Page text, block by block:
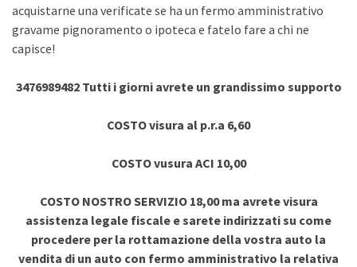
acquistarne una verificate se ha un fermo amministrativo
gravame pignoramento o ipoteca e fatelo fare a chi ne
capisce!
3476989482 Tutti i giorni avrete un grandissimo supporto
COSTO visura al p.r.a 6,60
COSTO vusura ACI 10,00
COSTO NOSTRO SERVIZIO 18,00 ma avrete visura
assistenza legale fiscale e sarete indirizzati su come
procedere per la rottamazione della vostra auto la
vendita di un auto con fermo amministrativo la relativa